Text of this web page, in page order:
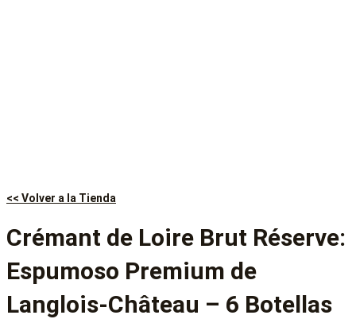
<< Volver a la Tienda
Crémant de Loire Brut Réserve:
Espumoso Premium de
Langlois-Château – 6 Botellas